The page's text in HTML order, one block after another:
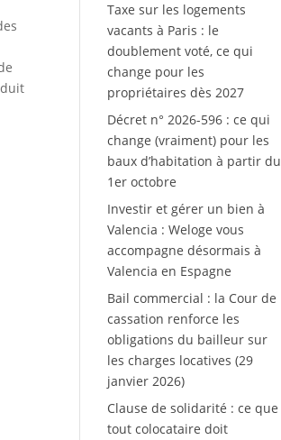
Taxe sur les logements
vacants à Paris : le
doublement voté, ce qui
change pour les
propriétaires dès 2027
Décret n° 2026-596 : ce qui
change (vraiment) pour les
baux d’habitation à partir du
1er octobre
Investir et gérer un bien à
Valencia : Weloge vous
accompagne désormais à
Valencia en Espagne
Bail commercial : la Cour de
cassation renforce les
obligations du bailleur sur
les charges locatives (29
janvier 2026)
Clause de solidarité : ce que
tout colocataire doit